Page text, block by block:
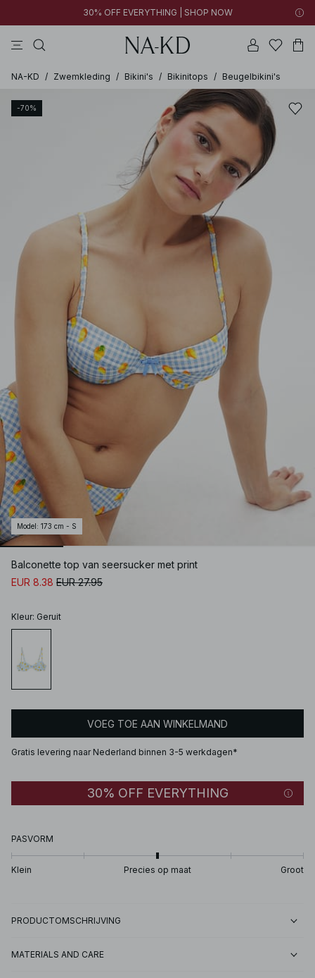
30% OFF EVERYTHING | SHOP NOW
NA-KD / Zwemkleding / Bikini's / Bikinitops / Beugelbikini's
-70%
Model : 173 cm - S
Balconette top van seersucker met print
EUR 8.38 EUR 27.95
Kleur: Geruit
VOEG TOE AAN WINKELMAND
Gratis levering naar Nederland binnen 3-5 werkdagen*
30% OFF EVERYTHING
PASVORM
Klein Precies op maat Groot
PRODUCTOMSCHRIJVING
MATERIALS AND CARE